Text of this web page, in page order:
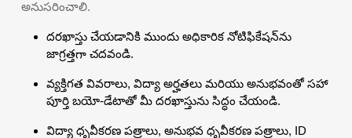
అనుసరించాలి.
దరఖాస్తు చేయడానికి ముందు అధికారిక నోటిఫికేషన్‌ను
జాగ్రత్తగా చదవండి.
వ్యక్తిగత వివరాలు, విద్యా అర్హతలు మరియు అనుభవంతో సహా
పూర్తి బయో-డేటాతో మీ దరఖాస్తును సిద్ధం చేయండి.
విద్యా ధృవీకరణ పత్రాలు, అనుభవ ధృవీకరణ పత్రాలు, ID